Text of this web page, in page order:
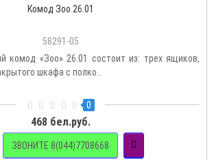
Комод Зоо 26.01
58291-05
комод «Зоо» 26.01 состоит из: трех ящиков,
шкафа с полко..
0
468 бел.руб.
ЗВОНИТЕ 8(044)7708668